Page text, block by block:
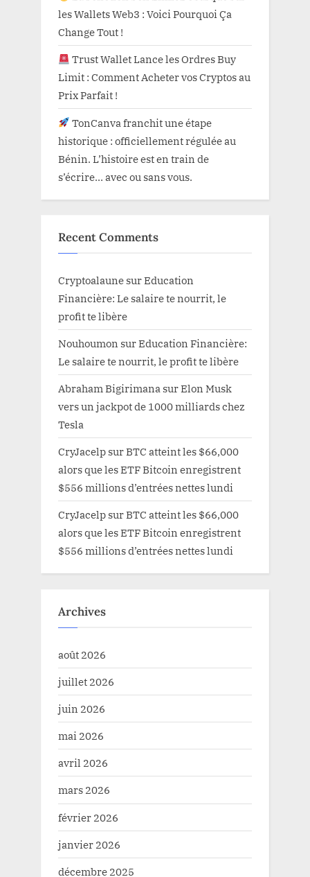
les Wallets Web3 : Voici Pourquoi Ça
Change Tout !
Trust Wallet Lance les Ordres Buy
Limit : Comment Acheter vos Cryptos au
Prix Parfait !
TonCanva franchit une étape
historique : officiellement régulée au
Bénin. L’histoire est en train de
s’écrire… avec ou sans vous.
Recent Comments
Cryptoalaune surEducation
Financière: Le salaire te nourrit, le
profit te libère
Nouhoumon surEducation Financière:
Le salaire te nourrit, le profit te libère
Abraham Bigirimana surElon Musk
vers un jackpot de 1000 milliards chez
Tesla
CryJacelp surBTC atteint les $66,000
alors que les ETF Bitcoin enregistrent
$556 millions d’entrées nettes lundi
CryJacelp surBTC atteint les $66,000
alors que les ETF Bitcoin enregistrent
$556 millions d’entrées nettes lundi
Archives
août 2026
juillet 2026
juin 2026
mai 2026
avril 2026
mars 2026
février 2026
janvier 2026
décembre 2025